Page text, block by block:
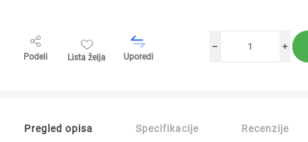
Podeli Lista želja Uporedi
i
h
Pregled opisa Specifikacije Recenzije